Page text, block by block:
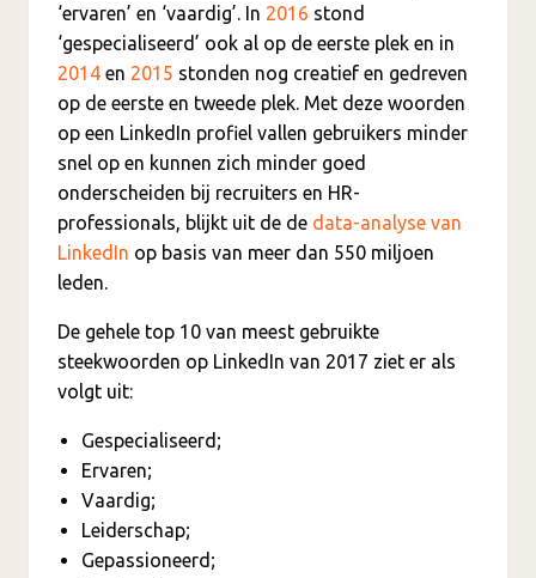
‘ervaren’ en ‘vaardig’. In 2016 stond
‘gespecialiseerd’ ook al op de eerste plek en in
2014 en 2015 stonden nog creatief en gedreven
op de eerste en tweede plek. Met deze woorden
op een LinkedIn profiel vallen gebruikers minder
snel op en kunnen zich minder goed
onderscheiden bij recruiters en HR-
professionals, blijkt uit de de data-analyse van
LinkedIn op basis van meer dan 550 miljoen
leden.
De gehele top 10 van meest gebruikte
steekwoorden op LinkedIn van 2017 ziet er als
volgt uit:
Gespecialiseerd;
Ervaren;
Vaardig;
Leiderschap;
Gepassioneerd;